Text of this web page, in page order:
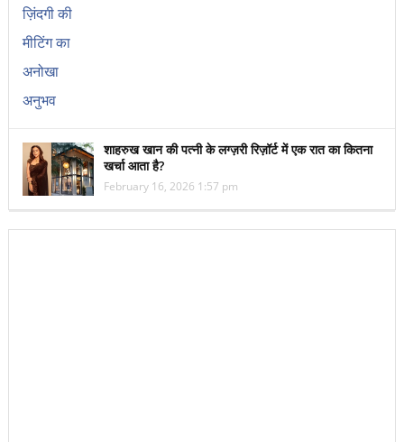
शाहरुख खान की पत्नी के लग्ज़री रिज़ॉर्ट में एक रात का कितना
खर्चा आता है?
February 16, 2026 1:57 pm